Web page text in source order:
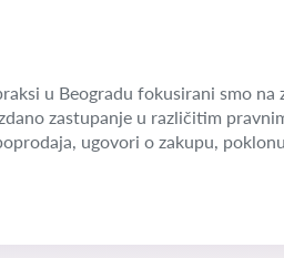
u Beogradu fokusirani smo
zastupanje u različitim
ugovori o zakupu,